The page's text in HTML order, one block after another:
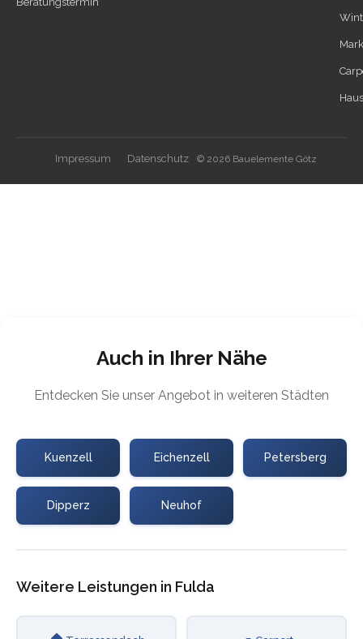
Impressum Datenschutz © 2026 Bauelemente Götz
Auch in Ihrer Nähe
Entdecken Sie unser Angebot in weiteren Städten
Kuenzell Eichenzell Petersberg
Dipperz Neuhof
Weitere Leistungen in Fulda